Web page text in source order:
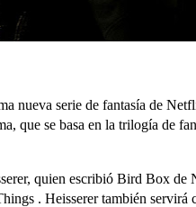
nueva serie de fantasía de
que se basa en la trilogía de
quien escribió Bird Box de
. Heisserer también servirá